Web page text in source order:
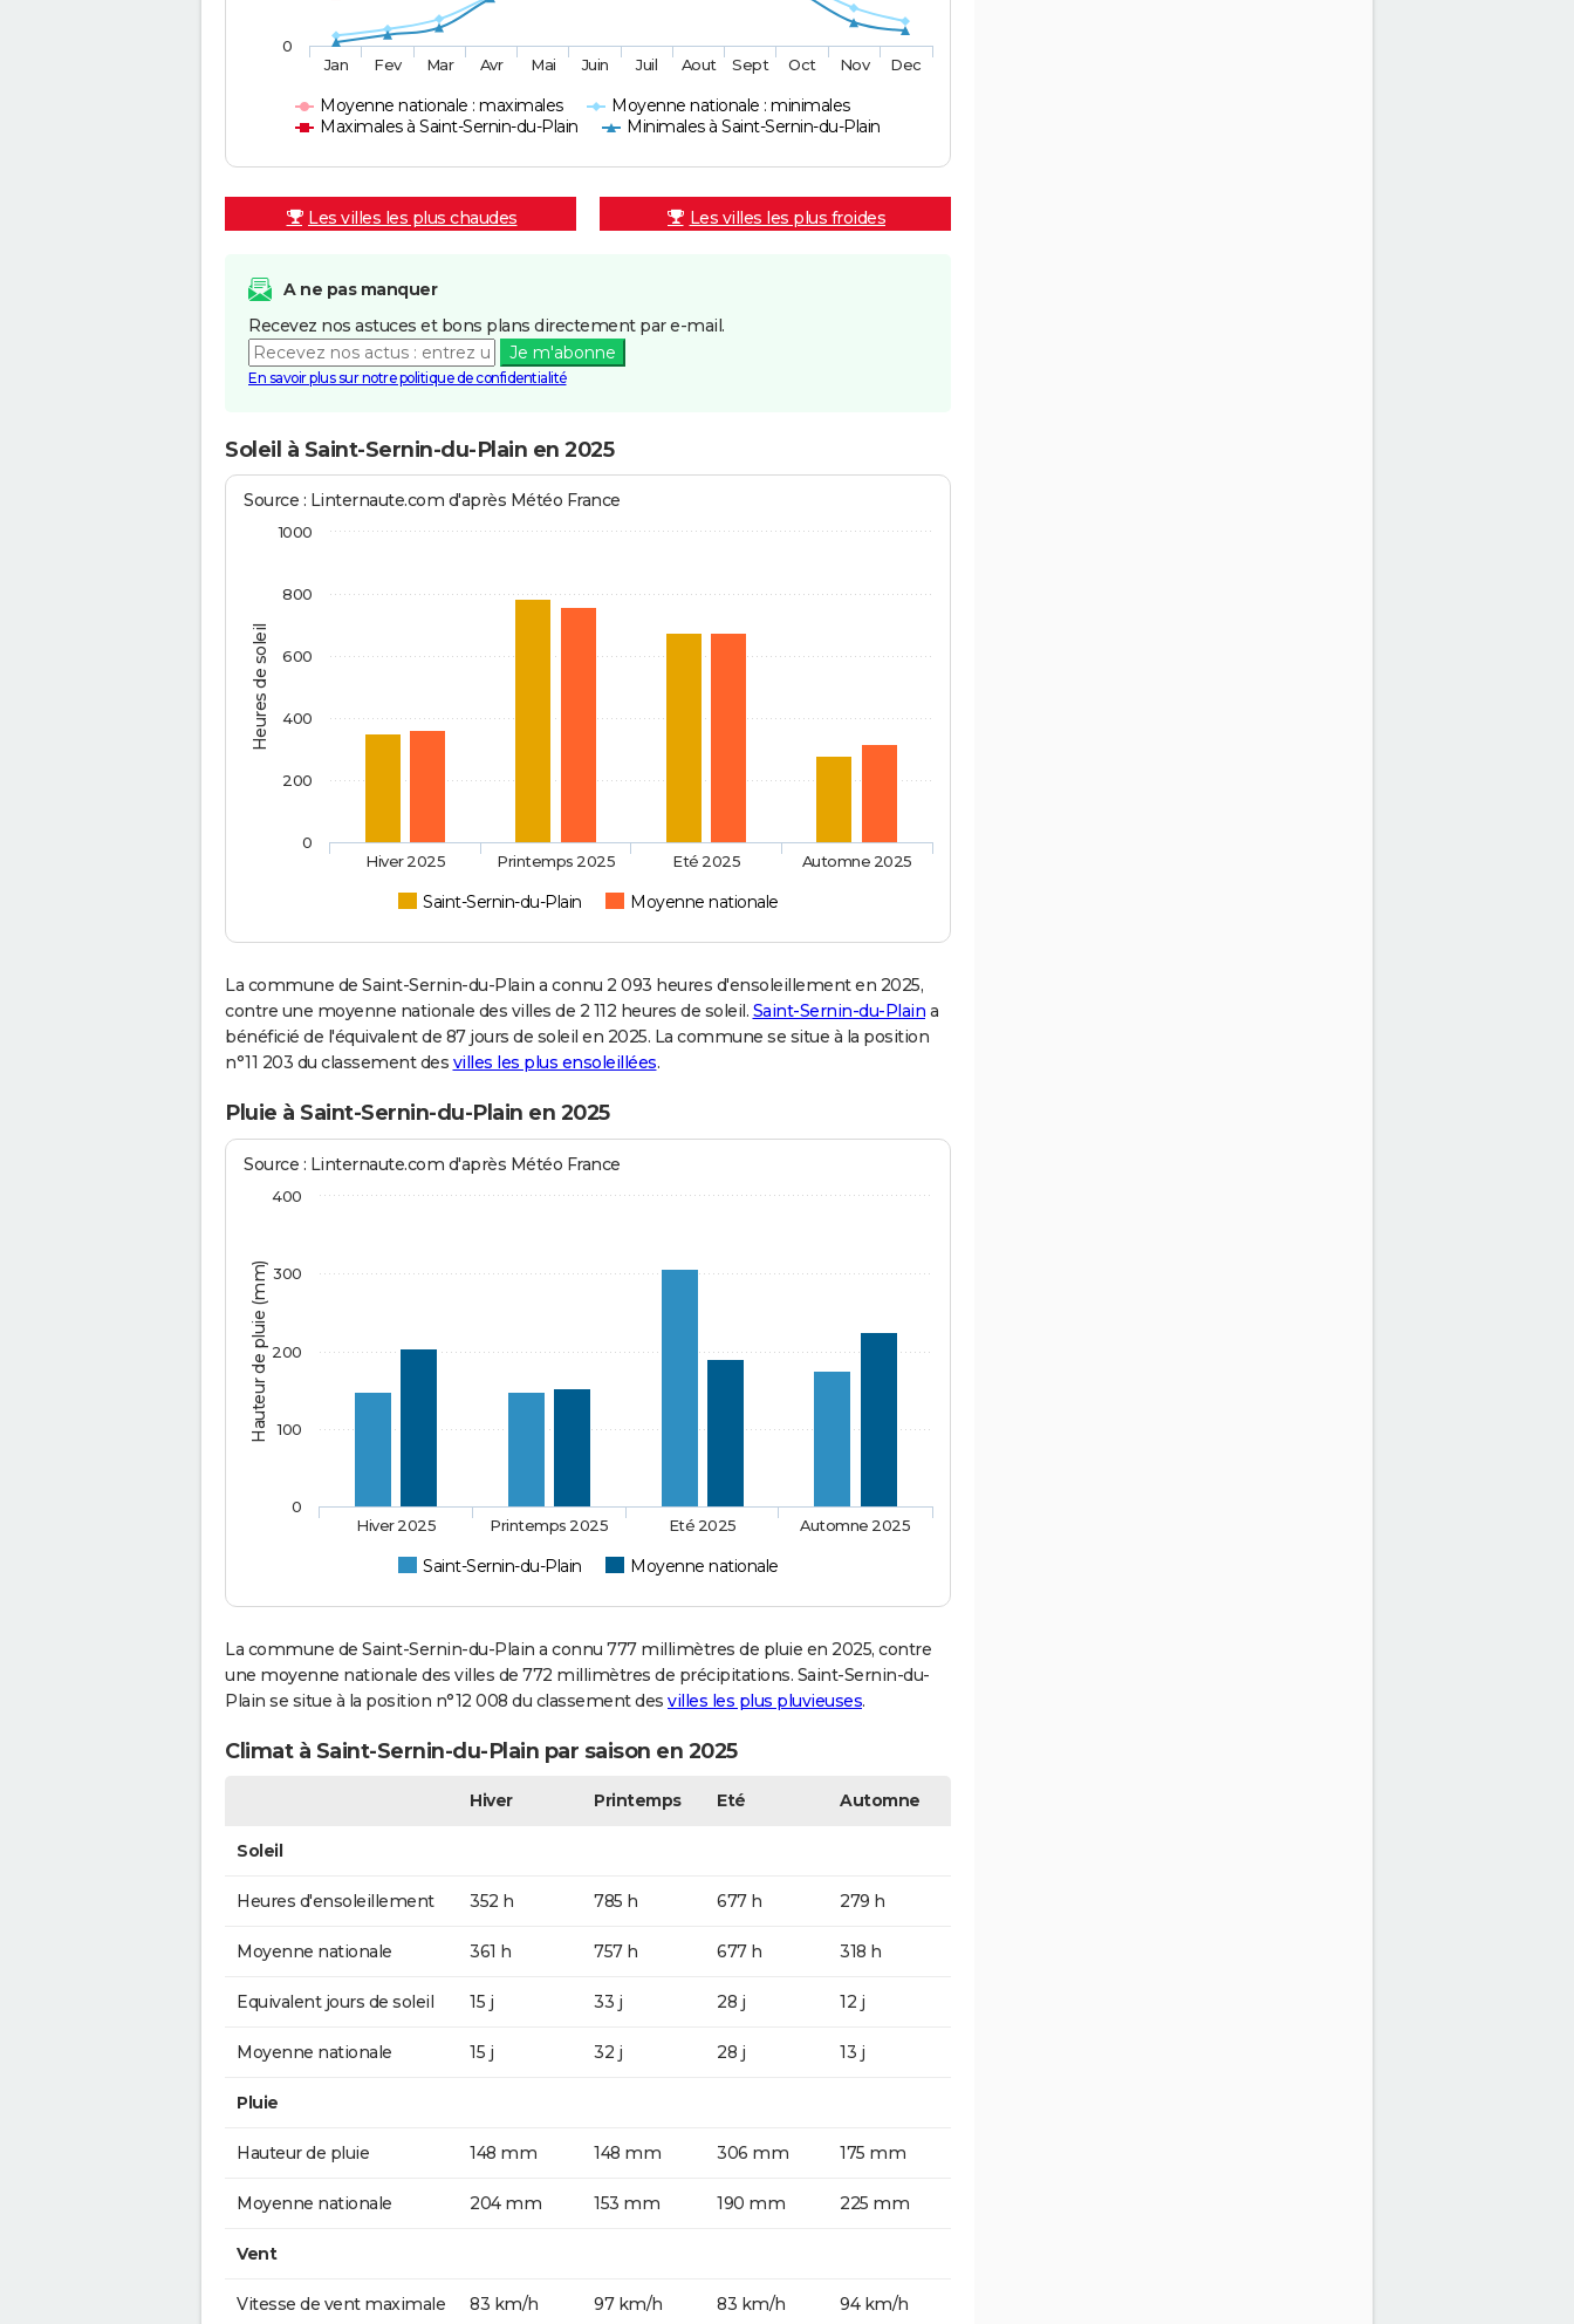
Moyenne nationale : maximales
Moyenne nationale : minimales
Maximales à Saint-Sernin-du-Plain
Minimales à Saint-Sernin-du-Plain
Jan Fev Mar Avr Mai Juin Juil Aout Sept Oct Nov Dec
0
Les villes les plus chaudes Les villes les plus froides
A ne pas manquer
Recevez nos astuces et bons plans directement par e-mail.
Je m'abonne
En savoir plus sur notre politique de confidentialité
Soleil à Saint-Sernin-du-Plain en 2025
Heures de soleil
Source : Linternaute.com d'après Météo France
Saint-Sernin-du-Plain Moyenne nationale
Hiver 2025 Printemps 2025 Eté 2025 Automne 2025
0
200
400
600
800
1000
La commune de Saint-Sernin-du-Plain a connu 2 093 heures d'ensoleillement en 2025,
contre une moyenne nationale des villes de 2 112 heures de soleil. Saint-Sernin-du-Plain a
bénéficié de l'équivalent de 87 jours de soleil en 2025. La commune se situe à la position
n°11 203 du classement des villes les plus ensoleillées.
Pluie à Saint-Sernin-du-Plain en 2025
Hauteur de pluie (mm)
Source : Linternaute.com d'après Météo France
Saint-Sernin-du-Plain Moyenne nationale
Hiver 2025 Printemps 2025 Eté 2025 Automne 2025
0
100
200
300
400
La commune de Saint-Sernin-du-Plain a connu 777 millimètres de pluie en 2025, contre
une moyenne nationale des villes de 772 millimètres de précipitations. Saint-Sernin-du-
Plain se situe à la position n°12 008 du classement des villes les plus pluvieuses.
Climat à Saint-Sernin-du-Plain par saison en 2025
Hiver Printemps Eté Automne
Soleil
Heures d'ensoleillement 352 h 785 h 677 h 279 h
Moyenne nationale 361 h 757 h 677 h 318 h
Equivalent jours de soleil 15 j 33 j 28 j 12 j
Moyenne nationale 15 j 32 j 28 j 13 j
Pluie
Hauteur de pluie 148 mm 148 mm 306 mm 175 mm
Moyenne nationale 204 mm 153 mm 190 mm 225 mm
Vent
Vitesse de vent maximale 83 km/h 97 km/h 83 km/h 94 km/h